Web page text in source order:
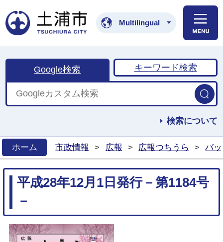
土浦市公式ホームペ
Multilingual
Google検索 キーワード検索
検索について
ホーム
市政情報 > 広報 > 広報つちうら > バ
平成28年12月1日発行－第1184号
－